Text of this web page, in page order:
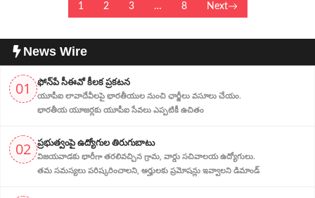
1 2 3 … 8 Next
News Wire
01 ఫోన్‌పే సీఈవో కీలక ప్రకటన
యూపీఐ లావాదేవీలపై భారతీయుల నుంచి ఛార్జీలు వసూలు చేయం.
భారతీయ యూజర్లకు యూపీఐ సేవలు ఎప్పటికీ ఉచితం
02 ప్ర‌భుత్వంపై ఉద్యోగుల తిరుగుబాటు
విజయవాడకు భారీగా తరలివచ్చిన గ్రామ‌, వార్డు సచివాలయ ఉద్యోగులు.
తమ సమస్యలు పరిష్కరించాలని, అర్హుల‌కు ప్రమోషన్లు ఇవ్వాలని డిమాండ్